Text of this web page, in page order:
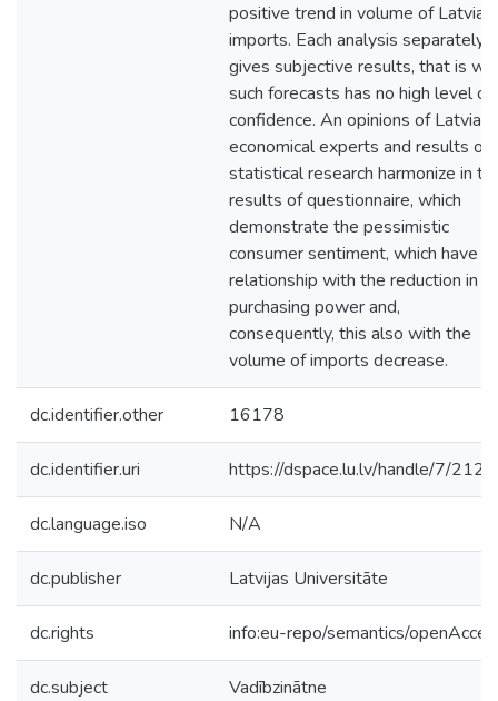
positive trend in volume of Latvian
imports. Each analysis separately
gives subjective results, that is
such forecasts has no high level of
confidence. An opinions of Latvian
economical experts and results of
statistical research harmonize in
results of questionnaire, which
demonstrate the pessimistic
consumer sentiment, which have a
relationship with the reduction in
purchasing power and,
consequently, this also with the
volume of imports decrease.
dc.identifier.other 16178
dc.identifier.uri https://dspace.lu.lv/handle/7/
dc.language.iso N/A
dc.publisher Latvijas Universitāte
dc.rights info:eu-repo/semantics/
dc.subject Vadībzinātne